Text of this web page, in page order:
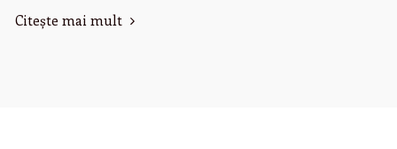
Citește mai mult